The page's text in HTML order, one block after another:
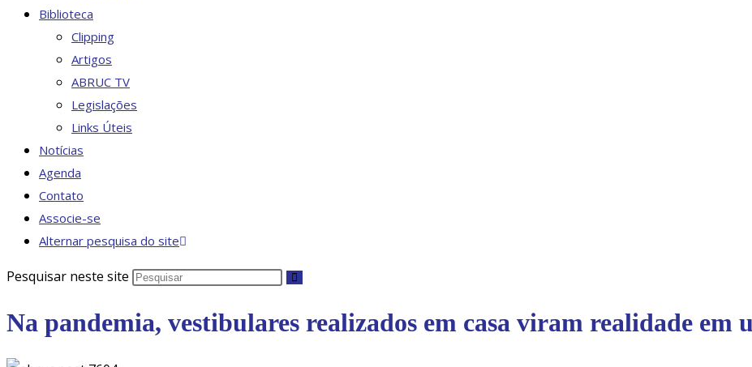
Biblioteca
Clipping
Artigos
ABRUC TV
Legislações
Links Úteis
Notícias
Agenda
Contato
Associe-se
Alternar pesquisa do site
Pesquisar neste site
Na pandemia, vestibulares realizados em casa viram realidade em